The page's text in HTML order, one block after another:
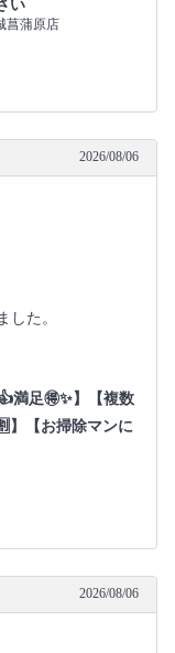
い
菖蒲原店
2026/08/06
した。
👍満足🉐✨】【複数
】【お掃除マンに
2026/08/06